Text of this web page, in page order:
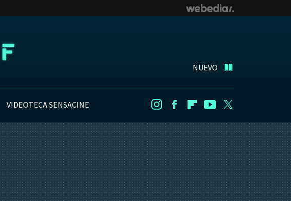
NUEVO
VIDEOTECA SENSACINE InstagramFacebookFlipboard
Youtube